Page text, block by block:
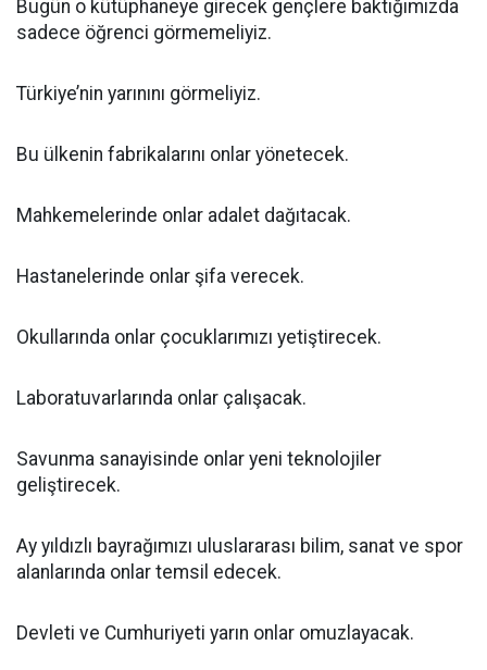
Bugün o kütüphaneye girecek gençlere baktığımızda
sadece öğrenci görmemeliyiz.
Türkiye’nin yarınını görmeliyiz.
Bu ülkenin fabrikalarını onlar yönetecek.
Mahkemelerinde onlar adalet dağıtacak.
Hastanelerinde onlar şifa verecek.
Okullarında onlar çocuklarımızı yetiştirecek.
Laboratuvarlarında onlar çalışacak.
Savunma sanayisinde onlar yeni teknolojiler
geliştirecek.
Ay yıldızlı bayrağımızı uluslararası bilim, sanat ve spor
alanlarında onlar temsil edecek.
Devleti ve Cumhuriyeti yarın onlar omuzlayacak.